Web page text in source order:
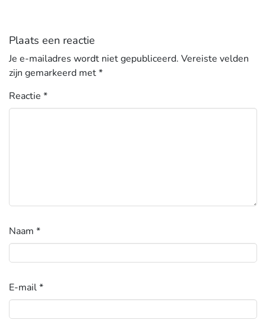
Plaats een reactie
Je e-mailadres wordt niet gepubliceerd. Vereiste velden
zijn gemarkeerd met*
Reactie *
Naam *
E-mail*